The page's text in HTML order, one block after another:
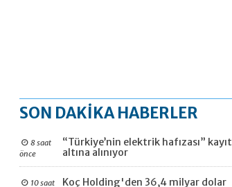
SON DAKİKA HABERLER
8 saat
önce
“Türkiye’nin elektrik hafızası” kayıt
altına alınıyor
10 saat
Koç Holding'den 36,4 milyar dolar